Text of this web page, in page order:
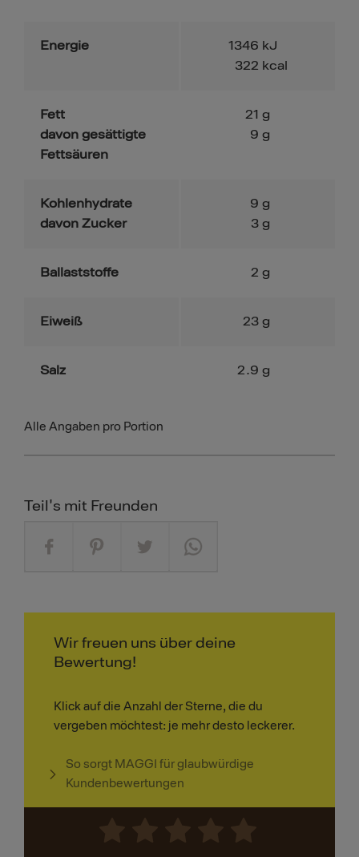
Energie 1346 kJ
322 kcal
Fett
davon gesättigte
Fettsäuren
21 g
9 g
Kohlenhydrate
davon Zucker
9 g
3 g
Ballaststoffe 2 g
Eiweiß 23 g
Salz 2.9 g
Alle Angaben pro Portion
Teil's mit Freunden
Wir freuen uns über deine
Bewertung!
Klick auf die Anzahl der Sterne, die du
vergeben möchtest: je mehr desto leckerer.
So sorgt MAGGI für glaubwürdige
Kundenbewertungen